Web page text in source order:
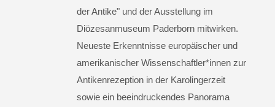
der Antike" und der Ausstellung im
Diözesanmuseum Paderborn mitwirken.
Neueste Erkenntnisse europäischer und
amerikanischer Wissenschaftler*innen zur
Antikenrezeption in der Karolingerzeit
sowie ein beeindruckendes Panorama